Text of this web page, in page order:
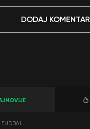
DODAJ KOMENTAR
FUDBAL